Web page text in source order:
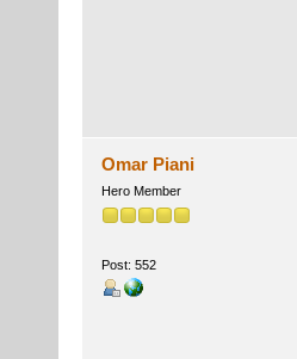
Omar Piani
Hero Member
Post: 552